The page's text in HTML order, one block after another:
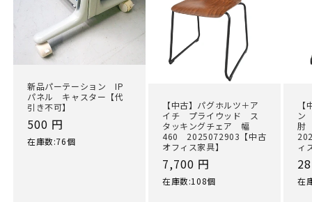
新品パーテーション IP
パネル キャスター【代
引き不可】
通
常
500 円
在庫数:76個
【中古】パグホルツ＋ア
イチ プライウッド ス
タッキングチェア 幅
460 2025072903【中古
オフィス家具】
通
常
7,700 円
在庫数:108個
ン
肘
ィ
通
常
在